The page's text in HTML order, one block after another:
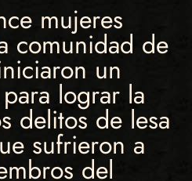
mujeres
comunidad de
un
lograr la
delitos de lesa
sufrieron a
del